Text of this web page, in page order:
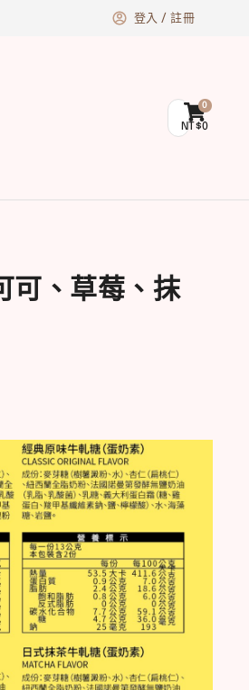
登入 / 註冊
NT$0
可、草莓、抹